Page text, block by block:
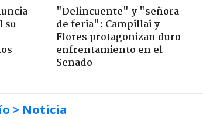
su
"Delincuente" y "señora
de feria": Campillai y
Flores protagonizan duro
enfrentamiento en el
Senado
> Noticia